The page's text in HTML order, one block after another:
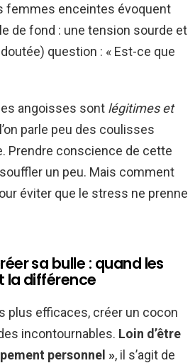
femmes enceintes évoquent
de fond : une tension sourde et
question : « Est-ce que
angoisses sont légitimes et
parle peu des coulisses
Prendre conscience de cette
un peu. Mais comment
éviter que le stress ne prenne
sa bulle : quand les
la différence
plus efficaces, créer un cocon
incontournables. Loin d’être
personnel », il s’agit de